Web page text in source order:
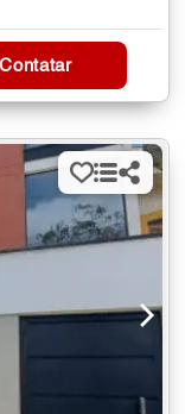
Contatar